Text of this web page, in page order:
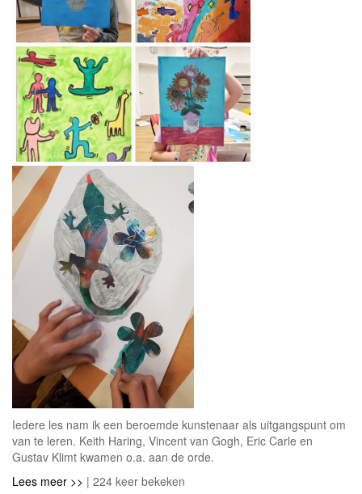
Iedere les nam ik een beroemde kunstenaar als uitgangspunt om
van te leren. Keith Haring, Vincent van Gogh, Eric Carle en
Gustav Klimt kwamen o.a. aan de orde.
Lees meer >> | 224 keer bekeken